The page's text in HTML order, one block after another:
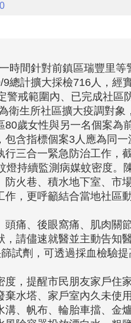
時間針對前鎮區瑞豐里
總計擴大採檢716人，經
戒範圍內、已完成社區
衛生所社區擴大疫調對
歲女性與另一名個案為
含指標個案3人應為同一
三合一緊急防治工作，
持續監測病媒蚊密度。
火巷、積水地下室、市
，更呼籲結合當地社區
痛、後眼窩痛、肌肉關
請儘速就醫並主動告知
試劑，可透過採血檢驗
，提醒市民朋友家戶住
水塔、家戶室內久未使
、帆布、輪胎車擋、金